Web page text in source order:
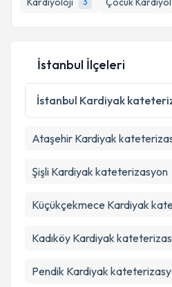
E-posta Adresiniz
Kişisel verilerimin
Metni
'ni okudum ve
kapsamda işlenmesini
İstanbul İlçeleri
İstanbul Kardiyak
Ataşehir Kardiyak
Şişli Kardiyak kateterizasyon
Küçükçekmece Kardiyak
Kadıköy Kardiyak
Pendik Kardiyak